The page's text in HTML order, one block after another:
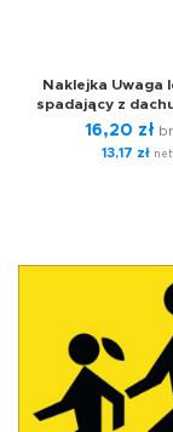
Naklejka Uwaga
spadający z
16,20 zł
13,17 zł